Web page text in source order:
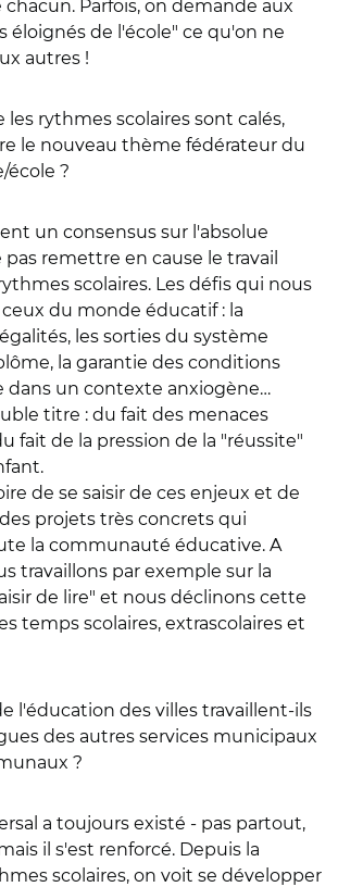
Parfois, on demande aux
éloignés de l'école" ce qu'on ne
autres !
rythmes scolaires sont calés,
le nouveau thème fédérateur du
école ?
un consensus sur l'absolue
remettre en cause le travail
scolaires. Les défis qui nous
du monde éducatif : la
les sorties du système
la garantie des conditions
dans un contexte anxiogène…
titre : du fait des menaces
fait de la pression de la "réussite"
de se saisir de ces enjeux et de
projets très concrets qui
la communauté éducative. A
travaillons par exemple sur la
de lire" et nous déclinons cette
temps scolaires, extrascolaires et
l'éducation des villes travaillent-ils
des autres services municipaux
?
a toujours existé - pas partout,
il s'est renforcé. Depuis la
scolaires, on voit se développer